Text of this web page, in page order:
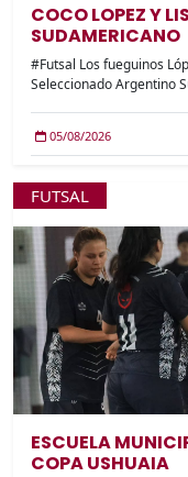
COCO LOPEZ Y
SUDAMERICANO
#Futsal Los fueguinos
Seleccionado Argentino
05/08/2026
FUTSAL
ESCUELA
COPA USHUAIA